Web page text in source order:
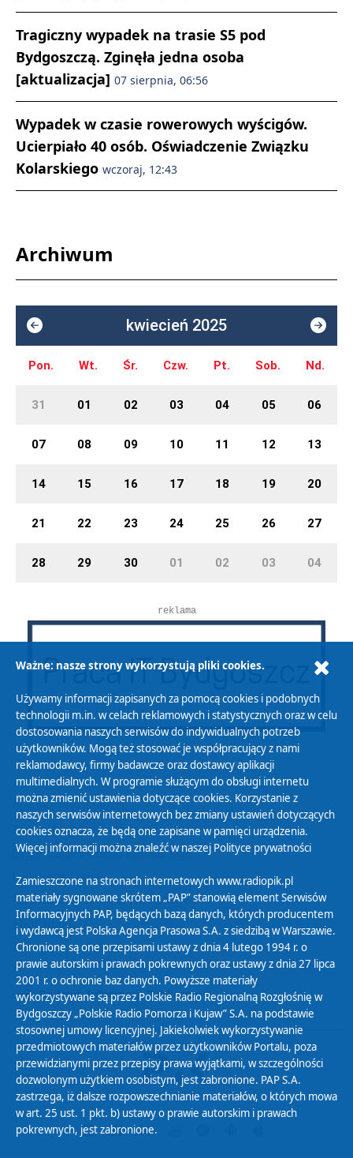
Tragiczny wypadek na trasie S5 pod
Bydgoszczą. Zginęła jedna osoba
[aktualizacja] 07 sierpnia, 06:56
Wypadek w czasie rowerowych wyścigów.
Ucierpiało 40 osób. Oświadczenie Związku
Kolarskiego wczoraj, 12:43
Archiwum
kwiecień 2025
Pon. Wt. Śr. Czw. Pt. Sob. Nd.
31 01 02 03 04 05 06
07 08 09 10 11 12 13
14 15 16 17 18 19 20
21 22 23 24 25 26 27
28 29 30 01 02 03 04
reklama
Polityka Prywatności
Zasady korzystania z Serwisu
Organizacje Pożytku Publicznego
Cyfryzacja DAB+
Polityka ochrony danych osobowych
Abonament
Zamówienia publiczne
Biuletyn Informacji Publicznej
Ważne: nasze strony wykorzystują pliki cookies.
Używamy informacji zapisanych za pomocą cookies i podobnych
technologii m.in. w celach reklamowych i statystycznych oraz w celu
dostosowania naszych serwisów do indywidualnych potrzeb
użytkowników. Mogą też stosować je współpracujący z nami
reklamodawcy, firmy badawcze oraz dostawcy aplikacji
multimedialnych. W programie służącym do obsługi internetu
można zmienić ustawienia dotyczące cookies. Korzystanie z
naszych serwisów internetowych bez zmiany ustawień dotyczących
cookies oznacza, że będą one zapisane w pamięci urządzenia.
Więcej informacji można znaleźć w naszej Polityce prywatności
Zamieszczone na stronach internetowych www.radiopik.pl
materiały sygnowane skrótem „PAP” stanowią element Serwisów
Informacyjnych PAP, będących bazą danych, których producentem
i wydawcą jest Polska Agencja Prasowa S.A. z siedzibą w Warszawie.
Chronione są one przepisami ustawy z dnia 4 lutego 1994 r. o
prawie autorskim i prawach pokrewnych oraz ustawy z dnia 27 lipca
2001 r. o ochronie baz danych. Powyższe materiały
wykorzystywane są przez Polskie Radio Regionalną Rozgłośnię w
Bydgoszczy „Polskie Radio Pomorza i Kujaw” S.A. na podstawie
stosownej umowy licencyjnej. Jakiekolwiek wykorzystywanie
przedmiotowych materiałów przez użytkowników Portalu, poza
przewidzianymi przez przepisy prawa wyjątkami, w szczególności
dozwolonym użytkiem osobistym, jest zabronione. PAP S.A.
zastrzega, iż dalsze rozpowszechnianie materiałów, o których mowa
w art. 25 ust. 1 pkt. b) ustawy o prawie autorskim i prawach
pokrewnych, jest zabronione.